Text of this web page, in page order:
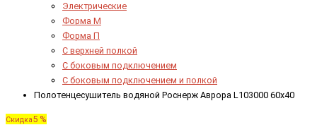
Электрические
Форма М
Форма П
C верхней полкой
C боковым подключением
C боковым подключением и полкой
Полотенцесушитель водяной Роснерж Аврора L103000 60x40
Скидка5 %